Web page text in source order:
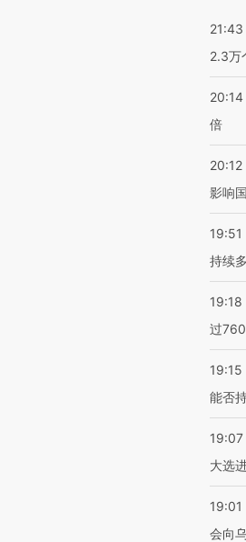
21:43
2.3万
20:14
倍
20:12
影响
19:51
持续
19:18
过
19:15
能否
19:07
大选
19:01
会向